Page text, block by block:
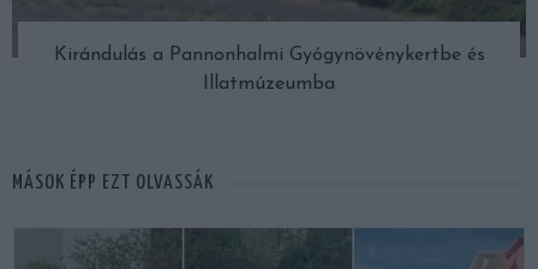
Kirándulás a Pannonhalmi Gyógynövénykertbe és
Illatmúzeumba
MÁSOK ÉPP EZT OLVASSÁK